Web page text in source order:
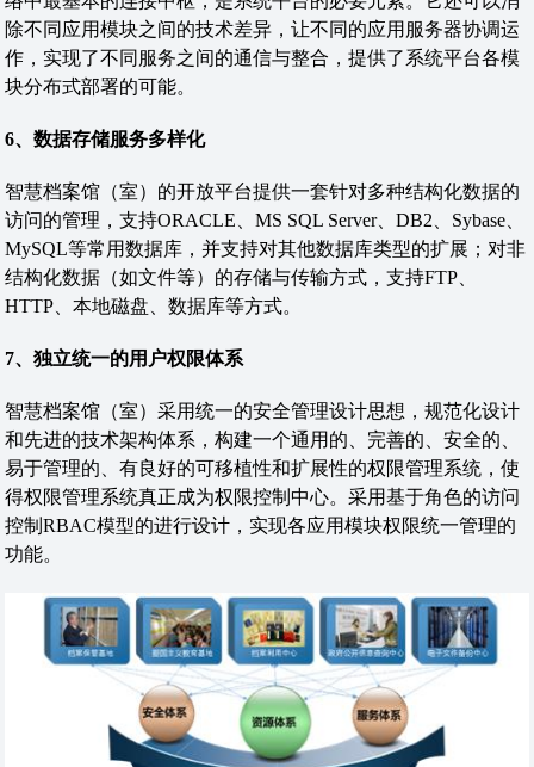
除不同应用模块之间的技术差异，让不同的应用服务器协调运
作，实现了不同服务之间的通信与整合，提供了系统平台各模
块分布式部署的可能。
6、数据存储服务多样化
智慧档案馆（室）的开放平台提供一套针对多种结构化数据的
访问的管理，支持ORACLE、MS SQL Server、DB2、Sybase、
MySQL等常用数据库，并支持对其他数据库类型的扩展；对非
结构化数据（如文件等）的存储与传输方式，支持FTP、
HTTP、本地磁盘、数据库等方式。
7、独立统一的用户权限体系
智慧档案馆（室）采用统一的安全管理设计思想，规范化设计
和先进的技术架构体系，构建一个通用的、完善的、安全的、
易于管理的、有良好的可移植性和扩展性的权限管理系统，使
得权限管理系统真正成为权限控制中心。采用基于角色的访问
控制RBAC模型的进行设计，实现各应用模块权限统一管理的
功能。